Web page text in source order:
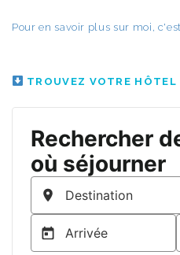
Pour en savoir plus sur moi,
TROUVEZ VOTRE HÔTEL